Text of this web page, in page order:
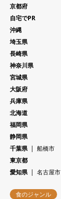
京都府
自宅でPR
沖縄
埼玉県
長崎県
神奈川県
宮城県
大阪府
兵庫県
北海道
福岡県
静岡県
千葉県
船橋市
東京都
愛知県
名古屋市
食のジャンル